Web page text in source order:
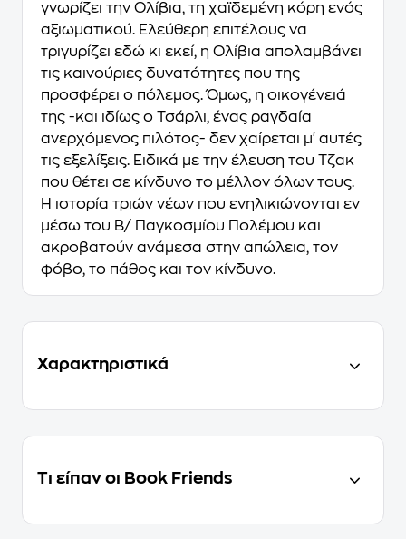
γνωρίζει την Ολίβια, τη χαϊδεμένη κόρη ενός
αξιωματικού. Ελεύθερη επιτέλους να
τριγυρίζει εδώ κι εκεί, η Ολίβια απολαμβάνει
τις καινούριες δυνατότητες που της
προσφέρει ο πόλεμος. Όμως, η οικογένειά
της -και ιδίως ο Τσάρλι, ένας ραγδαία
ανερχόμενος πιλότος- δεν χαίρεται μ' αυτές
τις εξελίξεις. Ειδικά με την έλευση του Τζακ
που θέτει σε κίνδυνο το μέλλον όλων τους.
Η ιστορία τριών νέων που ενηλικιώνονται εν
μέσω του Β/ Παγκοσμίου Πολέμου και
ακροβατούν ανάμεσα στην απώλεια, τον
φόβο, το πάθος και τον κίνδυνο.
Χαρακτηριστικά
Τι είπαν οι Book Friends